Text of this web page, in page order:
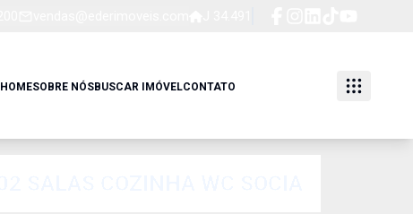
HOMESOBRE NÓSBUSCAR IMÓVELCONTATO